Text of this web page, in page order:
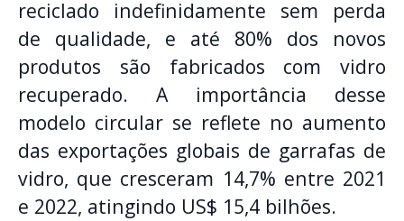
reciclado indefinidamente sem perda
de qualidade, e até 80% dos novos
produtos são fabricados com vidro
recuperado. A importância desse
modelo circular se reflete no aumento
das exportações globais de garrafas de
vidro, que cresceram 14,7% entre 2021
e 2022, atingindo US$ 15,4 bilhões.